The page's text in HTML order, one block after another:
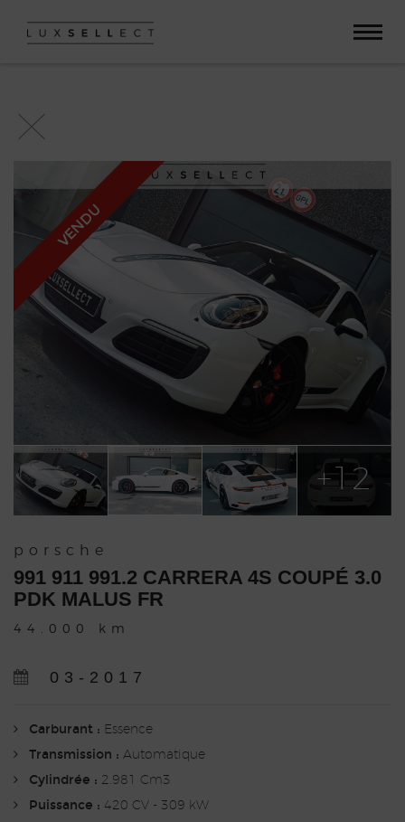
VENDU
+12
porsche
991 911 991.2 CARRERA 4S COUPÉ 3.0
PDK MALUS FR
44.000 km
03-2017
Carburant : Essence
Transmission : Automatique
Cylindrée : 2.981 Cm3
Puissance : 420 CV - 309 kW